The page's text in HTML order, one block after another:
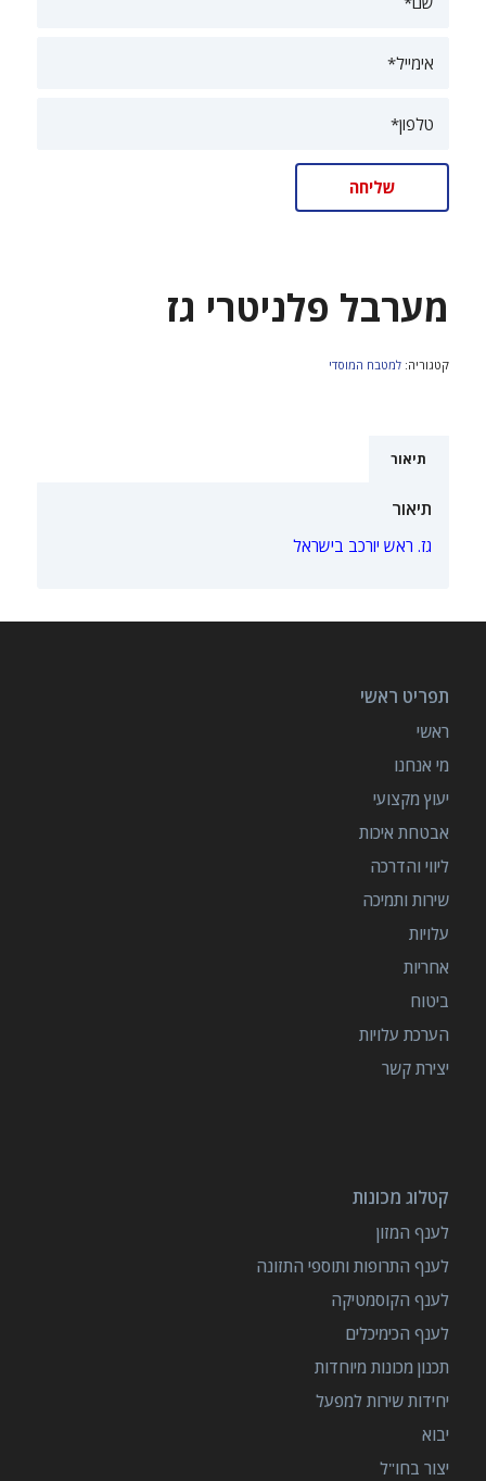
מערבל פלניטרי גז
קטגוריה: למטבח המוסדי
תיאור
תיאור
גז. ראש יורכב בישראל
תפריט ראשי
ראשי
מי אנחנו
יעוץ מקצועי
אבטחת איכות
ליווי והדרכה
שירות ותמיכה
עלויות
אחריות
ביטוח
הערכת עלויות
יצירת קשר
קטלוג מכונות
לענף המזון
לענף התרופות ותוספי התזונה
לענף הקוסמטיקה
לענף הכימיכלים
תכנון מכונות מיוחדות
יחידות שירות למפעל
יבוא
יצור בחו"ל